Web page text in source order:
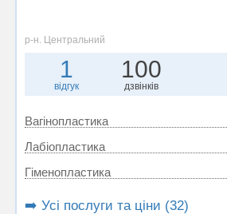
р-н. Центральний
1
відгук
100
дзвінків
Вагінопластика
Лабіопластика
Гіменопластика
➡️ Усі послуги та ціни (32)